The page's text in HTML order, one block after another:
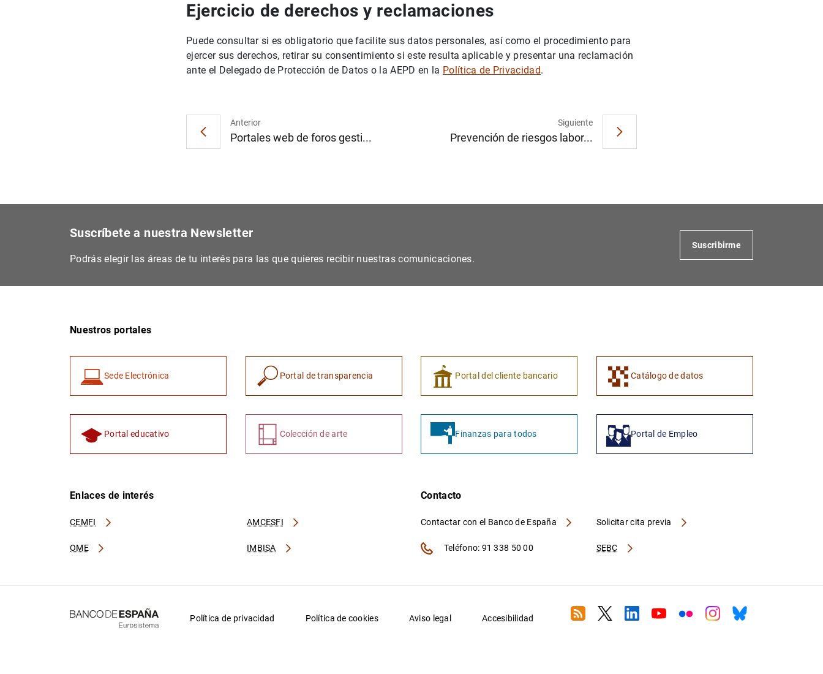
Ejercicio de derechos y reclamaciones
Puede consultar si es obligatorio que facilite sus datos personales, así como el procedimiento para
ejercer sus derechos, retirar su consentimiento si este resulta aplicable y presentar una reclamación
ante el Delegado de Protección de Datos o la AEPD en la Política de Privacidad.
Anterior
Portales web de foros gesti...
Siguiente
Prevención de riesgos labor...
Suscríbete a nuestra Newsletter
Podrás elegir las áreas de tu interés para las que quieres recibir nuestras comunicaciones.
Suscribirme
Nuestros portales
Sede Electrónica Portal de transparencia Portal del cliente bancario Catálogo de datos
Portal educativo Colección de arte Finanzas para todos Portal de Empleo
Enlaces de interés
CEMFI AMCESFI
OME IMBISA
Contacto
Contactar con el Banco de España
SEBC
Solicitar cita previa
Teléfono: 91 338 50 00
Política de privacidad Política de cookies Aviso legal Accesibilidad RSS TwitterLinkedin
YoutubeFlickrInstagram
Bluesky